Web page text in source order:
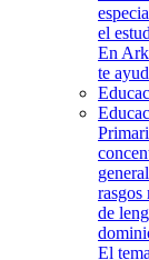
el
En
te
rasgos
de
El